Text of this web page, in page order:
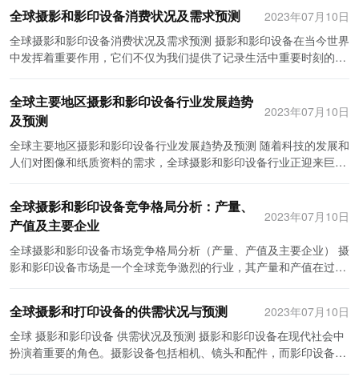
市场中占据着较大的份额。其中，美国的博世和哈曼国际是全球两家
最大的汽车信息娱乐系统供应商之一。博世拥有广泛的产品线和世界
领先的技术，使其成为汽车信息娱乐系统市场的领导者之一。另外，
哈曼国际在音频技术方面有着丰富的经验和专业知识，为汽车信息娱
一些主要的汽车信息娱乐系统供应商还包括日本的德音和爱信以及韩
国的LG电子等。这些企业在技术研发和市场拓展方面都具有一定的优
信息娱乐系统市场正经历着高速增长和不断变革。随着智能化技术的
进步和用户需求的不断提高，这个行业的发展潜力将会持续增长。未
局也将发生一定的变化。因此，企业应密切关注市场动态和用户需
求，不断创新和改进产品，以保持在竞争中的优势地位。同时，政府
也应加强对汽车信息娱乐系统的监管，推动更加健康和安全的全球汽
车信息娱乐系统市场的发展。
作为全球领先的打印设备制造商，其影印机产品以其稳定性和高度可
靠性而闻名。无论是办公室还是家庭用户，都能从惠普的产品中获得
高质量的打印服务。与之竞争的爱普生同样是一家知名的影印设备制
造商。爱普生以其先进的技术和卓越的画质，为用户提供了高效的打
着影印设备技术的进步和创新。 尽管在摄影和影印设备领域存在着激
烈的竞争，但这些企业都有共同的目标，即为用户提供更好的产品和
如，在摄影设备领域，尼康和佳能都在不断推出新的相机型号和镜
头，以满足不同用户的需求。在影印设备领域，惠普和爱普生也不断
企业在市场营销方面也有各自的特点。尼康和佳能通过大规模的广告
宣传和赞助活动来提高其品牌知名度。惠普和爱普生则更注重与经销
商的合作，通过建立广泛的渠道网络来扩大其销售份额。这些市场营
销策略有助于这些企业在竞争激烈的市场中保持领先地位。 总之，摄
影和影印设备是两个不可或缺的行业。竞争企业如尼康、佳能、惠普
户需求。他们之间的竞争推动了整个行业的发展和进步，为用户带来
更好的产品和服务。未来，随着科技的不断进步，这两个行业的竞争
将变得更加激烈，我们也期待着能够看到更多创新的摄影和影印设备
问世。
销售和售后服务等方面对摄影和影印设备的价值链进行分析。 首先是
供应链环节。摄影和影印设备的供应链主要包括原材料供应商、零部
件制造商、设备制造商和零售商等环节。原材料供应商提供相机镜
备，最后由零售商进行销售。供应链的高效运作，能够降低生产成
本，提高设备的可靠性和性能。 其次是产品研发环节。摄影和影印设
备的研发是一个不断创新的过程。为了满足消费者对高清晰度、便捷
性和个性化等要求，厂商需要不断投入研发资源，提高设备的像素、
功能，开发新的影像处理算法以及智能化的操作系统等。在研发过程
是生产制造环节。生产制造环节包括设备组装、质量控制以及设备的
调试和测试等工艺。这一环节的高效运作和质量控制，能够确保设备
率。 第四是市场销售环节。市场销售环节包括渠道建设、产品推广和
销售等。为了增加产品的竞争力和市场份额，厂商需要选择合适的销
和销售。此外，需要通过市场调研了解消费者需求和竞争对手的动
服务环节。售后服务是摄影和影印设备价值链中重要的一环。厂商需
要提供完善的售后服务体系，包括设备维修、设备配件供应以及客户
全球摄影和影印设备消费状况及需求预测
2023年07月10日
全球摄影和影印设备消费状况及需求预测 摄影和影印设备在当今世界
中发挥着重要作用，它们不仅为我们提供了记录生活中重要时刻的工
摄影和影印设备消费状况进行分析，并对未来需求进行预测。 首先，
我们来看摄影设备的消费状况。随着智能手机的普及，越来越多的人
可以通过手机来拍摄照片和录制视频。这导致了传统相机市场的下
滑，尤其是低端和中端相机。然而，高端相机市场仍然保持稳定，因
为专业摄影师和摄影爱好者仍然需要更高质量的照片和更多的功能。
场。 其次，让我们来看影印设备的消费状况。尽管纸质文件的使用已
经开始减少，但在很多行业中，纸质文件仍然是必不可少的。许多公
司和组织仍然需要打印和复印大量的文件。此外，对于政府机构和法
律行业来说，保留纸质文件是义务的一部分。因此，影印设备市场仍
然具有一定的稳定需求。然而，随着数字化的发展，越来越多的企业
这可能会对影印设备市场造成一定的冲击。 接下来，我们来预测未来
手机拍摄照片和录制视频的需求不断增加。因此，低端和中端相机市
场可能会进一步萎缩。然而，高端相机市场将保持稳定，因为专业摄
全球主要地区摄影和影印设备行业发展趋势
及预测
2023年07月10日
全球主要地区摄影和影印设备行业发展趋势及预测 随着科技的发展和
人们对图像和纸质资料的需求，全球摄影和影印设备行业正迎来巨大
的飞速发展，全球摄影设备市场呈现出稳步增长的态势。消费者对高
质量照片的需求不断增加，相机制造商不断推出新品，以满足市场需
求。此外，社交媒体的普及也促使摄影设备市场的增长，许多人希望
通过社交媒体分享自己的照片和视频。预计未来几年，高像素相机、
长态势。在办公室环境中，影印设备是必不可少的工具，用于打印和
复印各种文件和报告。虽然数字化办公室逐渐普及，但仍有很多机构
和企业仍然需要大量的纸质复印服务。预计未来几年，影印设备市场
将继续保持稳定增长，并出现更加高效和环保的影印设备。 然而，全
全球摄影和影印设备竞争格局分析：产量、
产值及主要企业
2023年07月10日
全球摄影和影印设备市场竞争格局分析（产量、产值及主要企业） 摄
影和影印设备市场是一个全球竞争激烈的行业，其产量和产值在过去
全球摄影和影印设备产量保持了较高的增长趋势。随着人们对摄影和
影印设备的需求增加，全球摄影和影印设备的产量也在逐渐提高。根
据国际数据，2019年全球摄影和影印设备的总产量已经达到了1.5亿
全球摄影和打印设备的供需状况与预测
2023年07月10日
全球 摄影和影印设备 供需状况及预测 摄影和影印设备在现代社会中
扮演着重要的角色。摄影设备包括相机、镜头和配件，而影印设备则